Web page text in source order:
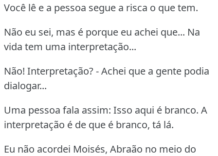
Você lê e a pessoa segue a risca o que tem.
Não eu sei, mas é porque eu achei que... Na
vida tem uma interpretação...
Não! Interpretação? - Achei que a gente podia
dialogar...
Uma pessoa fala assim: Isso aqui é branco. A
interpretação é de que é branco, tá lá.
Eu não acordei Moisés, Abraão no meio do